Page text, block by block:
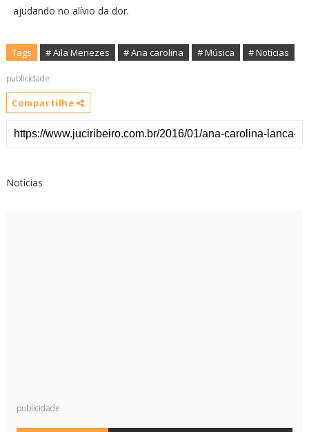
ajudando no alívio da dor.
Tags # Aila Menezes # Ana carolina # ‏Música # Notícias
publicidade
Compartilhe
Notícias
publicidade